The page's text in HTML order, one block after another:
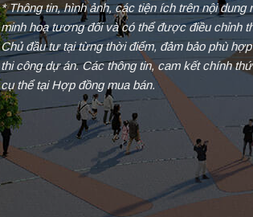
* Thông tin, hình ảnh, các tiện ích trên nội dung
minh hoạ tương đối và có thể được điều chỉnh
Chủ đầu tư tại từng thời điểm, đảm bảo phù
thi công dự án. Các thông tin, cam kết chính
cụ thể tại Hợp đồng mua bán.